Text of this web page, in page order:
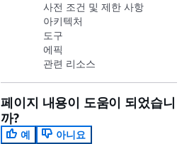
사전 조건 및 제한 사항
아키텍처
도구
에픽
관련 리소스
페이지 내용이 도움이 되었습니
까?
예
아니요